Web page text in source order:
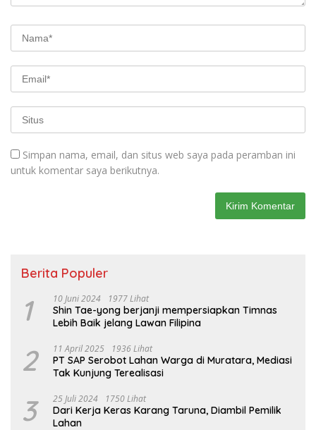
Simpan nama, email, dan situs web saya pada peramban ini
untuk komentar saya berikutnya.
Berita Populer
1 10 Juni 2024 1977 Lihat
Shin Tae-yong berjanji mempersiapkan Timnas
Lebih Baik jelang Lawan Filipina
2 11 April 2025 1936 Lihat
PT SAP Serobot Lahan Warga di Muratara, Mediasi
Tak Kunjung Terealisasi
3 25 Juli 2024 1750 Lihat
Dari Kerja Keras Karang Taruna, Diambil Pemilik
Lahan